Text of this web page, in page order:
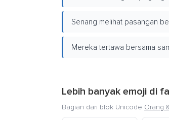
Senang melihat pasangan
Mereka tertawa bersama
Lebih banyak emoji di
Bagian dari blok Unicode Orang